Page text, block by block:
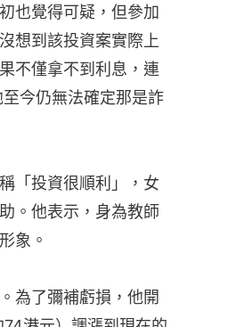
也覺得可疑，但參加
想到該投資案實際上
不僅拿不到利息，連
今仍無法確定那是詐
「投資很順利」，女
。他表示，身為教師
象。
為了彌補虧損，他開